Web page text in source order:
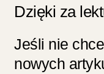
Dzięki za
Jeśli nie
nowych